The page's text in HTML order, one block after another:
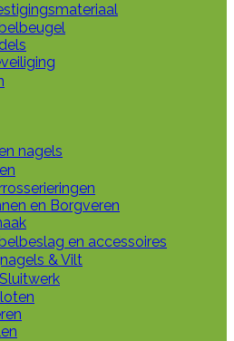
nagels
en Borgveren
en accessoires
& Vilt